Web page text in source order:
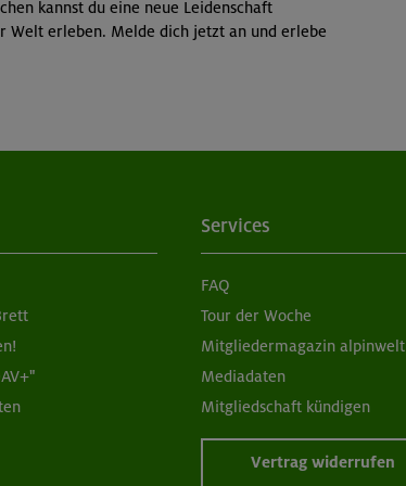
kannst du eine neue Leidenschaft
Welt erleben. Melde dich jetzt an und erlebe
Services
FAQ
Tour der Woche
Mitgliedermagazin alpinwelt
Mediadaten
Mitgliedschaft kündigen
Vertrag widerrufen